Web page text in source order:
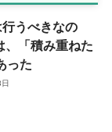
うべきなの
、「積み重ねた
った